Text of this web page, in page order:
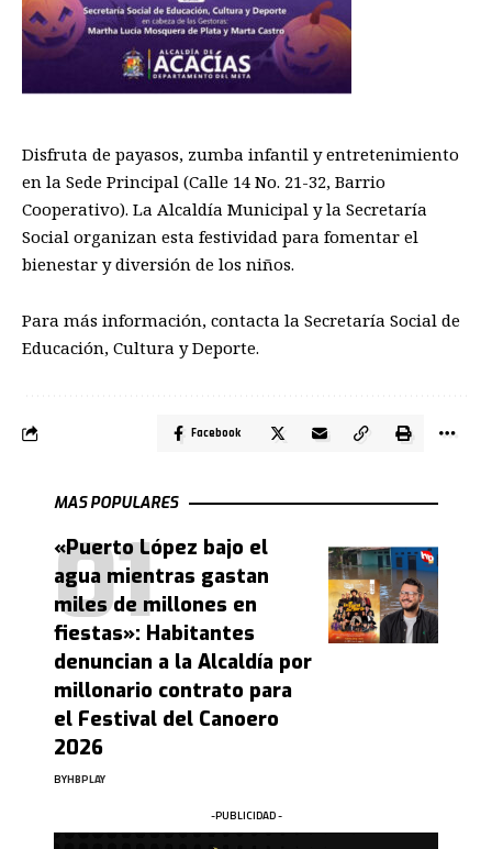
Disfruta de payasos, zumba infantil y entretenimiento
en la Sede Principal (Calle 14 No. 21-32, Barrio
Cooperativo). La Alcaldía Municipal y la Secretaría
Social organizan esta festividad para fomentar el
bienestar y diversión de los niños.
Para más información, contacta la Secretaría Social de
Educación, Cultura y Deporte.
Facebook
MAS POPULARES
«Puerto López bajo el
agua mientras gastan
miles de millones en
fiestas»: Habitantes
denuncian a la Alcaldía por
millonario contrato para
el Festival del Canoero
2026
BYHBPLAY
-PUBLICIDAD -